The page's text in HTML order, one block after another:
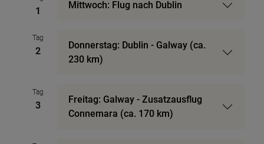
1
Mittwoch: Flug nach Dublin
Tag
2
Donnerstag: Dublin - Galway (ca.
230 km)
Tag
3
Freitag: Galway - Zusatzausflug
Connemara (ca. 170 km)